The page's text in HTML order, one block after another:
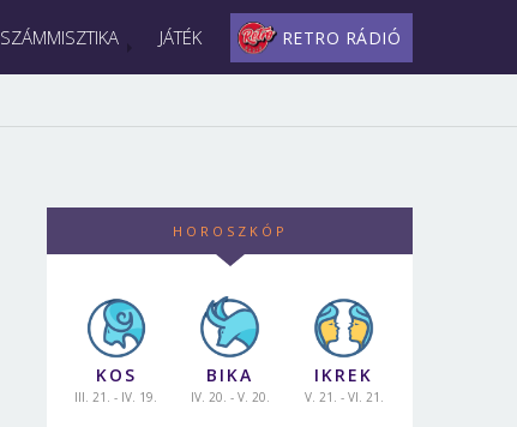
SZÁMMISZTIKA JÁTÉK RETRO RÁDIÓ
HOROSZKÓP
KOS
III. 21. - IV. 19.
BIKA
IV. 20. - V. 20.
IKREK
V. 21. - VI. 21.